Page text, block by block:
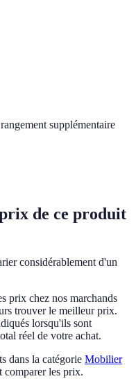
supplémentaire
de ce produit
considérablement d'un
prix chez nos marchands
trouver le meilleur prix.
lorsqu'ils sont
réel de votre achat.
dans la catégorie Mobilier
comparer les prix.